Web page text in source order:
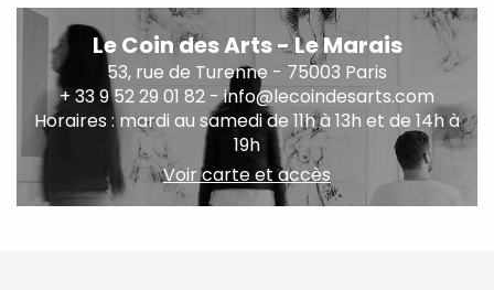
Le Coin des Arts - Le Marais
53, rue de Turenne - 75003 Paris
+ 33 9 52 29 01 82 - info@lecoindesarts.com
Horaires : mardi au samedi de 11h à 13h et de 14h à
19h
Voir carte et accès